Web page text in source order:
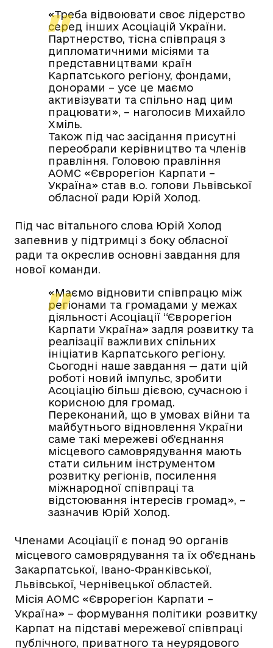
«Треба відвоювати своє лідерство
серед інших Асоціацій України.
Партнерство, тісна співпраця з
дипломатичними місіями та
представництвами країн
Карпатського регіону, фондами,
донорами – усе це маємо
активізувати та спільно над цим
працювати», – наголосив Михайло
Хміль.
Також під час засідання присутні
переобрали керівництво та членів
правління. Головою правління
АОМС «Єврорегіон Карпати –
Україна» став в.о. голови Львівської
обласної ради Юрій Холод.
Під час вітального слова Юрій Холод
запевнив у підтримці з боку обласної
ради та окреслив основні завдання для
нової команди.
«Маємо відновити співпрацю між
регіонами та громадами у межах
діяльності Асоціації “Єврорегіон
Карпати Україна» задля розвитку та
реалізації важливих спільних
ініціатив Карпатського регіону.
Сьогодні наше завдання — дати цій
роботі новий імпульс, зробити
Асоціацію більш дієвою, сучасною і
корисною для громад.
Переконаний, що в умовах війни та
майбутнього відновлення України
саме такі мережеві об’єднання
місцевого самоврядування мають
стати сильним інструментом
розвитку регіонів, посилення
міжнародної співпраці та
відстоювання інтересів громад», –
зазначив Юрій Холод.
Членами Асоціації є понад 90 органів
місцевого самоврядування та їх об’єднань
Закарпатської, Івано-Франківської,
Львівської, Чернівецької областей.
Місія АОМС «Єврорегіон Карпати –
Україна» – формування політики розвитку
Карпат на підставі мережевої співпраці
публічного, приватного та неурядового